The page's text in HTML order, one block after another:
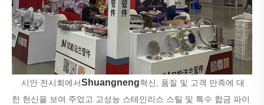
시안 전시회에서Shuangneng혁신, 품질 및 고객 만족에 대
한 헌신을 보여 주었고 고성능 스테인리스 스틸 및 특수 합금 파이